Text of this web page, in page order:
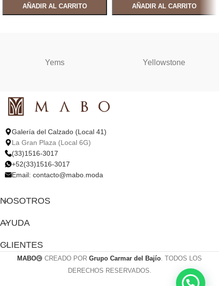
AÑADIR AL CARRITO AÑADIR AL CARRITO
Yems Yellowstone
Galería del Calzado (Local 41)
La Gran Plaza (Local 6G)
(33)1516-3017
+52(33)1516-3017
Email: contacto@mabo.moda
NOSOTROS
AYUDA
CLIENTES
MABO CREADO POR Grupo Carmar del Bajío. TODOS LOS
DERECHOS RESERVADOS.